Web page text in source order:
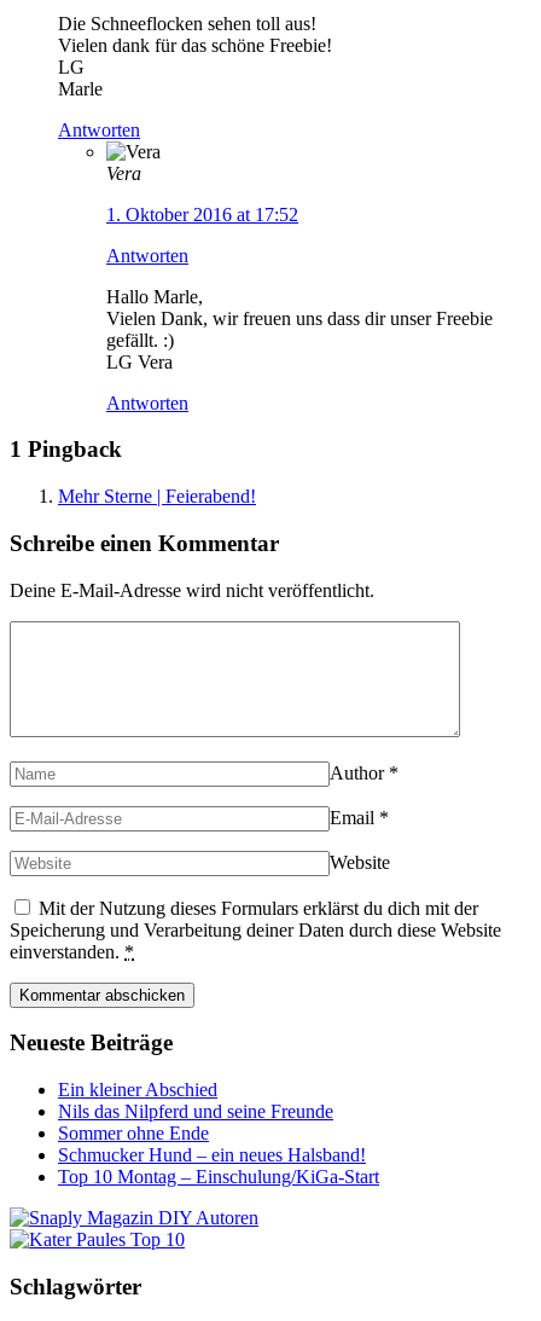
Die Schneeflocken sehen toll aus!
Vielen dank für das schöne Freebie!
LG
Marle
Antworten
Vera
1. Oktober 2016 at 17:52
Antworten
Hallo Marle,
Vielen Dank, wir freuen uns dass dir unser Freebie
gefällt. :)
LG Vera
Antworten
1 Pingback
Mehr Sterne | Feierabend!
Schreibe einen Kommentar
Deine E-Mail-Adresse wird nicht veröffentlicht.
Author *
Email *
Website
Mit der Nutzung dieses Formulars erklärst du dich mit der
Speicherung und Verarbeitung deiner Daten durch diese Website
einverstanden. *
Neueste Beiträge
Ein kleiner Abschied
Nils das Nilpferd und seine Freunde
Sommer ohne Ende
Schmucker Hund – ein neues Halsband!
Top 10 Montag – Einschulung/KiGa-Start
Schlagwörter